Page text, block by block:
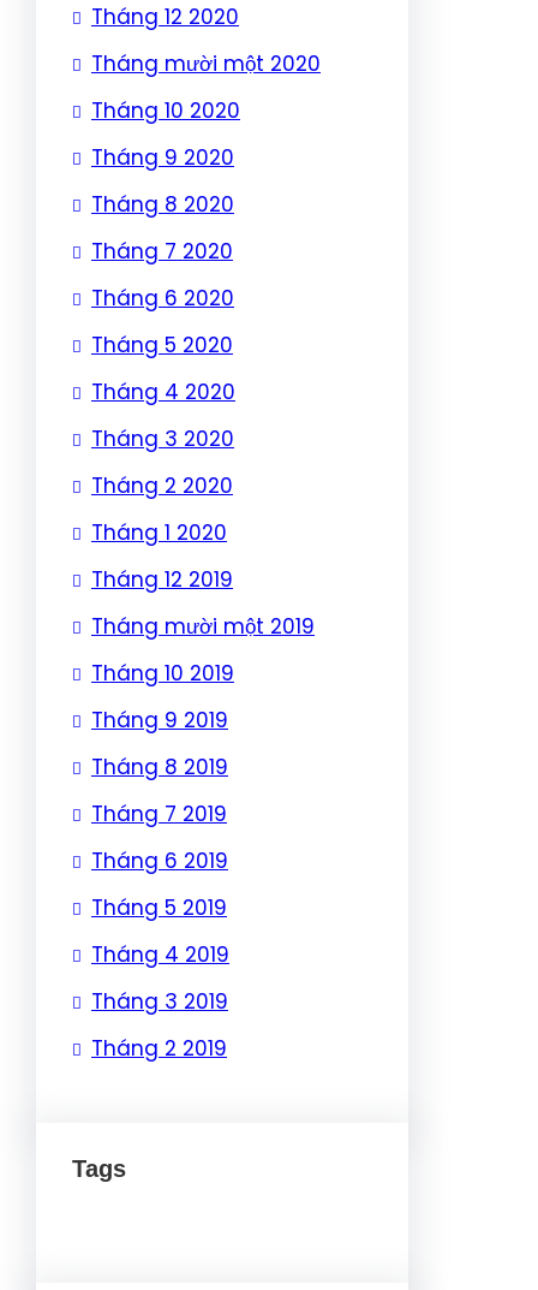
Tháng 12 2020
Tháng mười một 2020
Tháng 10 2020
Tháng 9 2020
Tháng 8 2020
Tháng 7 2020
Tháng 6 2020
Tháng 5 2020
Tháng 4 2020
Tháng 3 2020
Tháng 2 2020
Tháng 1 2020
Tháng 12 2019
Tháng mười một 2019
Tháng 10 2019
Tháng 9 2019
Tháng 8 2019
Tháng 7 2019
Tháng 6 2019
Tháng 5 2019
Tháng 4 2019
Tháng 3 2019
Tháng 2 2019
Tags